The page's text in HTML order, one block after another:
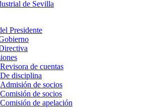
Presidente
Revisora de cuentas
De disciplina
Admisión de socios
Comisión de socios
Comisión de apelación